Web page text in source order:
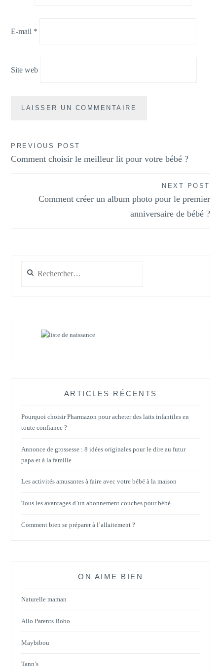
E-mail *
Site web
Navigation
de
PREVIOUS POST
Comment choisir le meilleur lit pour votre bébé ?
NEXT POST
Comment créer un album photo pour le premier
anniversaire de bébé ?
ARTICLES RÉCENTS
Pourquoi choisir Pharmazon pour acheter des laits infantiles en
toute confiance ?
Annonce de grossesse : 8 idées originales pour le dire au futur
papa et à la famille
Les activités amusantes à faire avec votre bébé à la maison
Tous les avantages d’un abonnement couches pour bébé
Comment bien se préparer à l’allaitement ?
ON AIME BIEN
Naturelle maman
Allo Parents Bobo
Maybibou
Tann’s